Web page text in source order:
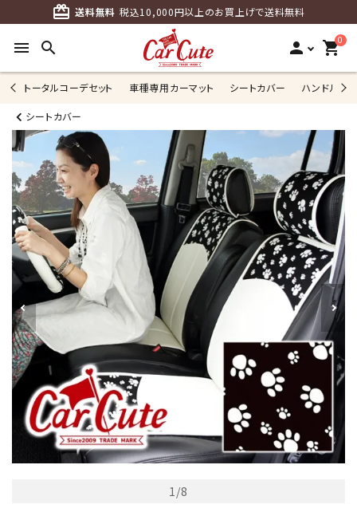
card_giftcard 送料無料 税込10,000円以上のお買上げで送料無料
menu search person 0
shopping_cart
トータルコーデセット 車種専用カーマット シートカバー ハンドルカ
シートカバー
1/8